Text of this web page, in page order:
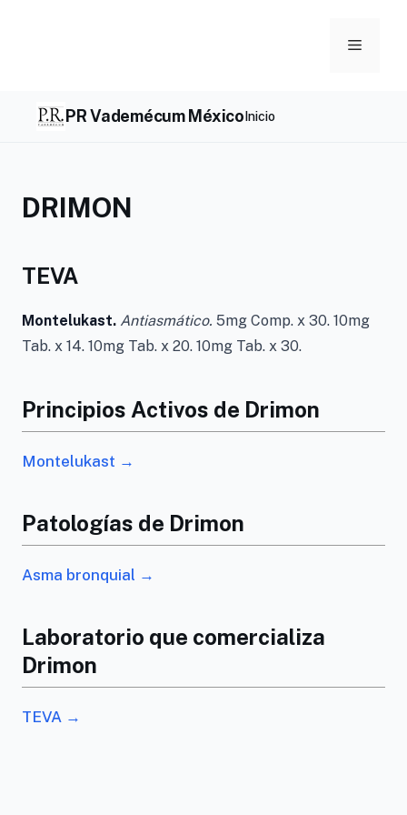
Menu
PR Vademécum MéxicoInicio
DRIMON
TEVA
Montelukast. Antiasmático. 5mg Comp. x 30. 10mg
Tab. x 14. 10mg Tab. x 20. 10mg Tab. x 30.
Principios Activos de Drimon
Montelukast →
Patologías de Drimon
Asma bronquial →
Laboratorio que comercializa
Drimon
TEVA →